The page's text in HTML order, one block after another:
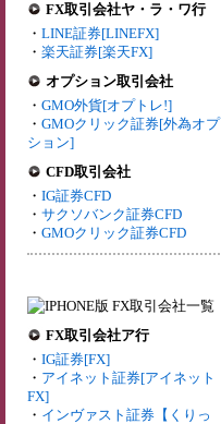
FX取引会社ヤ・ラ・ワ行
・ LINE証券[LINEFX]
・ 楽天証券[楽天FX]
オプション取引会社
・ GMO外貨[オプトレ!]
・ GMOクリック証券[外為オプ
ション]
CFD取引会社
・ IG証券CFD
・ サクソバンク証券CFD
・ GMOクリック証券CFD
FX取引会社ア行
・ IG証券[FX]
・ アイネット証券[アイネット
FX]
・ インヴァスト証券【くりっ